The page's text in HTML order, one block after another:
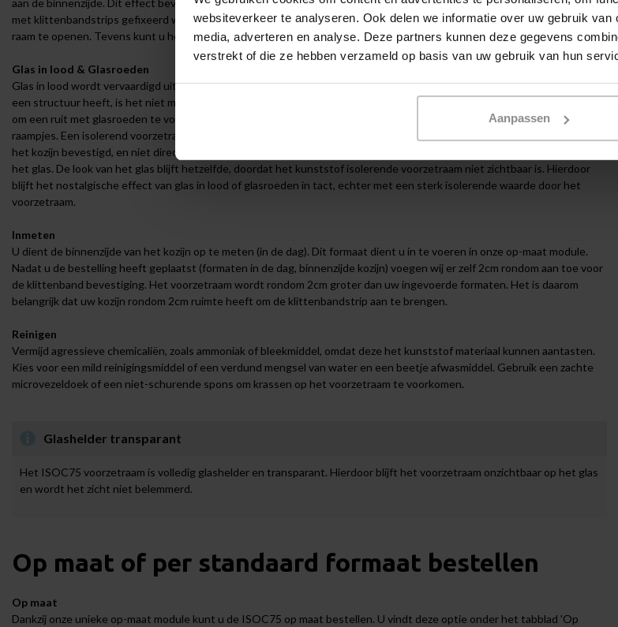
websiteverkeer te analyseren. Ook delen we informatie over uw gebruik
media, adverteren en analyse. Deze partners kunnen deze gegevens
verstrekt of die ze hebben verzameld op basis van uw gebruik van hun
Aanpassen
met klittenbandstrips gefixeerd wordt, kunt u deze ook eenvoudig weer los halen om bijv. het glas te reinigen of een
raam te openen. Tevens kunt u het voorzetraam in de zomer opbergen.
Glas in lood & Glasroeden
Glas in lood wordt vervaardigd uit enkel glas. Hierdoor is de isolatiewaarde van glas in lood zeer laag. Doordat glas in lood
een structuur heeft, is het niet mogelijk om dit type glas van een isolerende raamfolie te voorzien. Daarnaast is het lastig
om een ruit met glasroeden te voorzien van raamfolie, omdat een ruit met glasroeden vaak bestaat uit vele kleine
raampjes. Een isolerend voorzetraam is de perfecte oplossing tegen dit probleem. Het voorzetraam wordt namelijk tegen
het kozijn bevestigd, en niet direct tegen het glas. Hierdoor ontstaan er geen problemen met de structuur of roeden van
het glas. De look van het glas blijft hetzelfde, doordat het kunststof isolerende voorzetraam niet zichtbaar is. Hierdoor
blijft het nostalgische effect van glas in lood of glasroeden in tact, echter met een sterk isolerende waarde door het
voorzetraam.
Inmeten
U dient de binnenzijde van het kozijn op te meten (in de dag). Dit formaat dient u in te voeren in onze op-maat module.
Nadat u de bestelling heeft geplaatst (formaten in de dag, binnenzijde kozijn) voegen wij er zelf 2cm rondom aan toe voor
de klittenband bevestiging. Het voorzetraam wordt rondom 2cm groter dan uw ingevoerde formaten. Het is daarom
belangrijk dat uw kozijn rondom 2cm ruimte heeft om de klittenbandstrip aan te brengen.
Reinigen
Vermijd agressieve chemicaliën, zoals ammoniak of bleekmiddel, omdat deze het kunststof materiaal kunnen aantasten.
Kies voor een mild reinigingsmiddel of een verdund mengsel van water en een beetje afwasmiddel. Gebruik een zachte
microvezeldoek of een niet-schurende spons om krassen op het voorzetraam te voorkomen.
Glashelder transparant
Het ISOC75 voorzetraam is volledig glashelder en transparant. Hierdoor blijft het voorzetraam onzichtbaar op het glas
en wordt het zicht niet belemmerd.
Op maat of per standaard formaat bestellen
Op maat
Dankzij onze unieke op-maat module kunt u de ISOC75 op maat bestellen. U vindt deze optie onder het tabblad 'Op